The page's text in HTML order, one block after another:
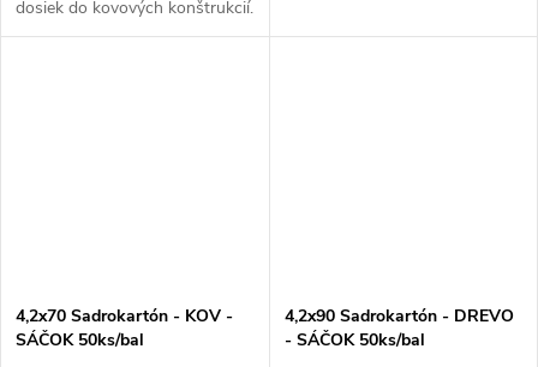
dosiek do kovových konštrukcií.
4,2x70 Sadrokartón - KOV -
SÁČOK 50ks/bal
4,2x90 Sadrokartón - DREVO
- SÁČOK 50ks/bal